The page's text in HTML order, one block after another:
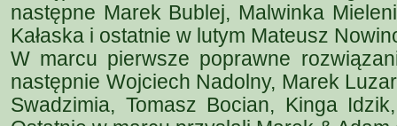
następne Marek Bublej, Malwinka
Kałaska i ostatnie w lutym Mateusz
W marcu pierwsze poprawne
następnie Wojciech Nadolny, Marek
Swadzimia, Tomasz Bocian, Kinga